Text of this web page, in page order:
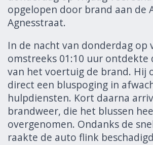
opgelopen door brand aan de
Agnesstraat.
In de nacht van donderdag op
omstreeks 01:10 uur ontdekte
van het voertuig de brand. Hij
direct een bluspoging in
hulpdiensten. Kort daarna
brandweer, die het blussen
overgenomen. Ondanks de
raakte de auto flink